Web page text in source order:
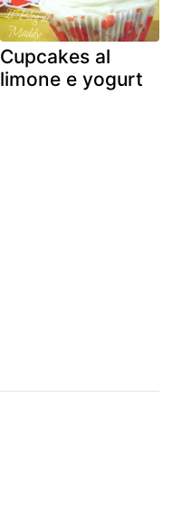
Cupcakes al
limone e yogurt